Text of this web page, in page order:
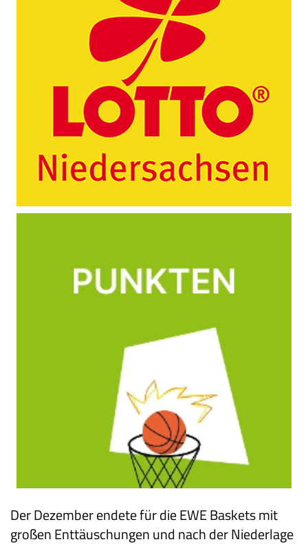
Der Dezember endete für die EWE Baskets mit
großen Enttäuschungen und nach der Niederlage